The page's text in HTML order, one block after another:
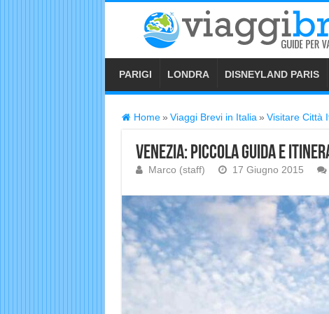
PARIGI LONDRA DISNEYLAND PARIS
Home » Viaggi Brevi in Italia » Visitare Città
Venezia: piccola guida e
Marco (staff) 17 Giugno 2015